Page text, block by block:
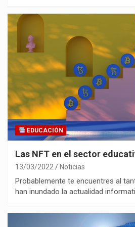
EDUCACIÓN
Las NFT en el sector
13/03/2022 Noticias
Probablemente te encuentres al
han inundado la actualidad